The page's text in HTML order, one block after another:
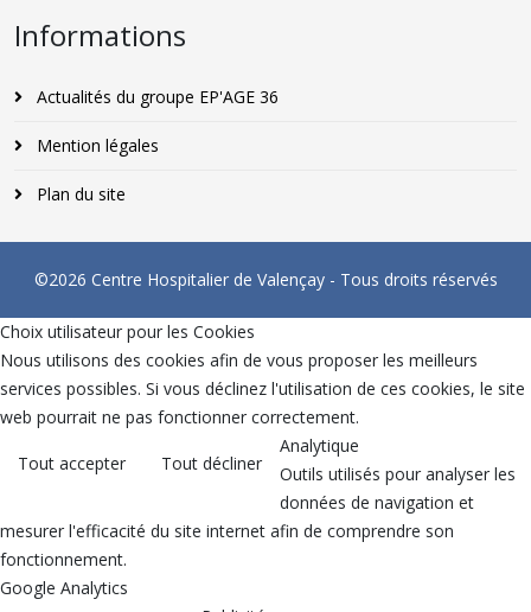
Informations
Actualités du groupe EP'AGE 36
Mention légales
Plan du site
©2026 Centre Hospitalier de Valençay - Tous droits réservés
Choix utilisateur pour les Cookies
Nous utilisons des cookies afin de vous proposer les meilleurs
services possibles. Si vous déclinez l'utilisation de ces cookies, le site
web pourrait ne pas fonctionner correctement.
Tout accepter Tout décliner
Analytique
Outils utilisés pour analyser les
données de navigation et
mesurer l'efficacité du site internet afin de comprendre son
fonctionnement.
Google Analytics